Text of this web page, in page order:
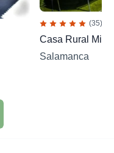
(35)
Casa Rural
Salamanca